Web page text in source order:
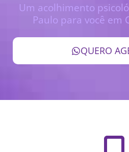
Um acolhimento
Paulo para você em
QUERO